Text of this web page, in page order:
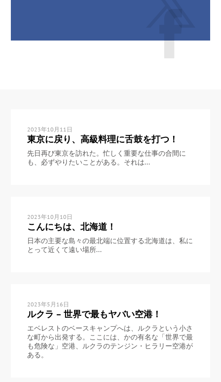
2023年10月11日
東京に戻り、高級料理に舌鼓を打つ！
先日再び東京を訪れた。忙しく重要な仕事の合間に
も、必ずやりたいことがある。それは...
2023年10月10日
こんにちは、北海道！
日本の主要な島々の最北端に位置する北海道は、私に
とって近くて遠い場所...
2023年5月16日
ルクラ – 世界で最もヤバい空港！
エベレストのベースキャンプへは、ルクラという小さ
な町から出発する。ここには、かの有名な「世界で最
も危険な」空港、ルクラのテンジン・ヒラリー空港が
ある。